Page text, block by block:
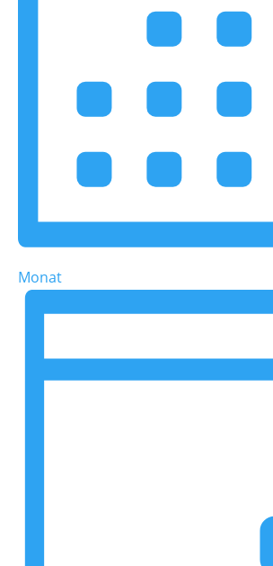
Monat